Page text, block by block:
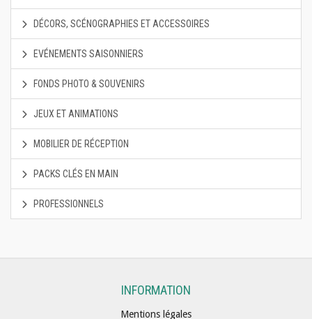
DÉCORS, SCÉNOGRAPHIES ET ACCESSOIRES
EVÉNEMENTS SAISONNIERS
FONDS PHOTO & SOUVENIRS
JEUX ET ANIMATIONS
MOBILIER DE RÉCEPTION
PACKS CLÉS EN MAIN
PROFESSIONNELS
INFORMATION
Mentions légales